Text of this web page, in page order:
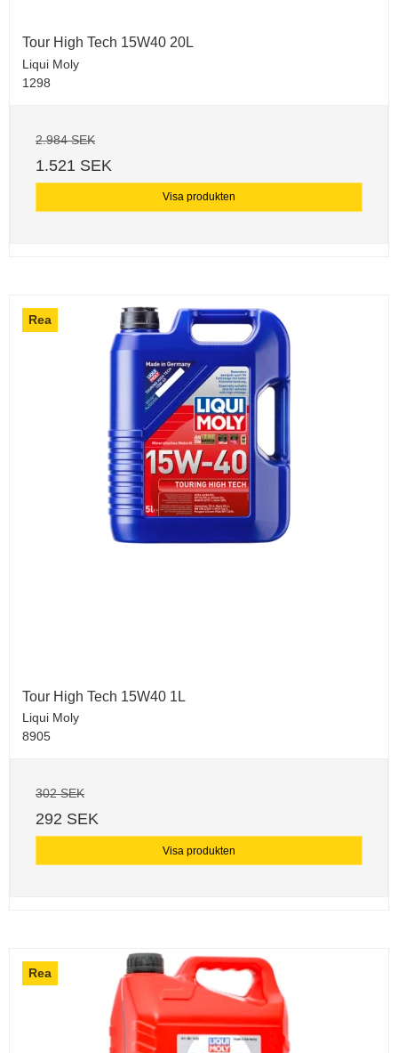
Tour High Tech 15W40 20L
Liqui Moly
1298
2.984 SEK
1.521 SEK
Visa produkten
Rea
Tour High Tech 15W40 1L
Liqui Moly
8905
302 SEK
292 SEK
Visa produkten
Rea